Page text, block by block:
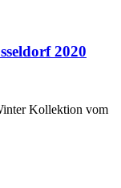
2020
Kollektion vom